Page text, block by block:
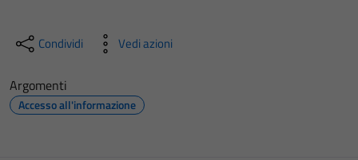
Condividi Vedi azioni
Argomenti
Accesso all'informazione